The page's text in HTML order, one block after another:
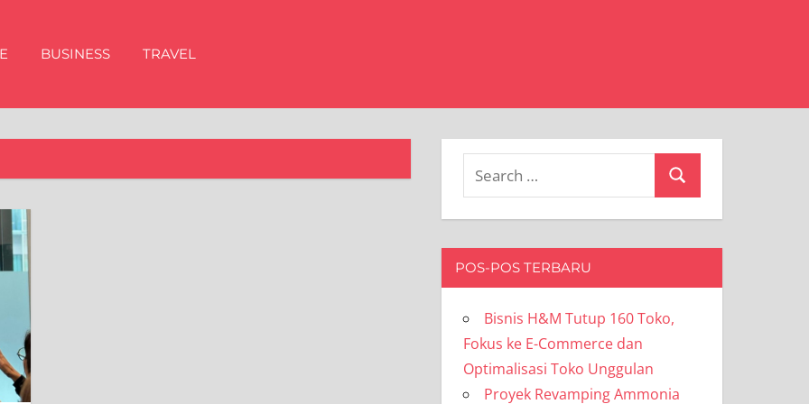
BUSINESS TRAVEL
Search
POS-POS TERBARU
Bisnis H&M Tutup 160 Toko,
Fokus ke E-Commerce dan
Optimalisasi Toko Unggulan
Proyek Revamping Ammonia